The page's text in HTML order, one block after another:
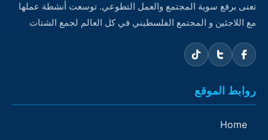
تعنى برفع سوية المجتمع والعمل التطوعي. توسعت أنشطة عملها
مع اللاجئين و المجتمع الفلسطيني في كل العالم لجمع الشتات
روابط الموقع
Home